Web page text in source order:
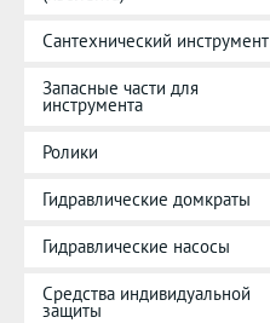
Сантехнический инструмент
Запасные части для
инструмента
Ролики
Гидравлические домкраты
Гидравлические насосы
Средства индивидуальной
защиты